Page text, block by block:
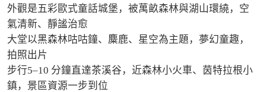
外觀是五彩歐式童話城堡，被萬畝森林與湖山環繞，空
氣清新、靜謐治愈
大堂以黑森林咕咕鐘、麋鹿、星空為主題，夢幻童趣，
拍照出片
步行5–10 分鐘直達茶溪谷，近森林小火車、茵特拉根小
鎮，景區資源一步到位